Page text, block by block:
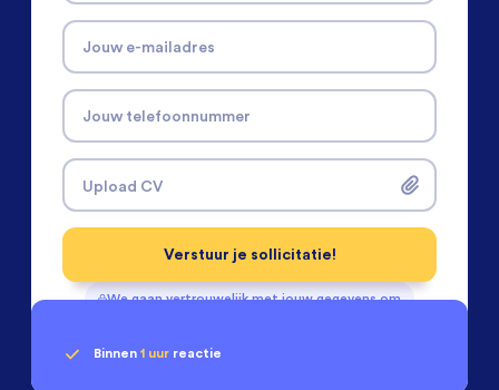
Jouw e-mailadres
Jouw telefoonnummer
Upload CV
We gaan vertrouwelijk met jouw gegevens om
Verstuur je sollicitatie!
Binnen 1 uur reactie